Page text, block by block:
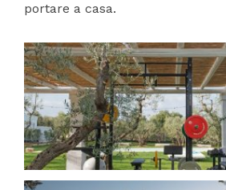
portare a casa.